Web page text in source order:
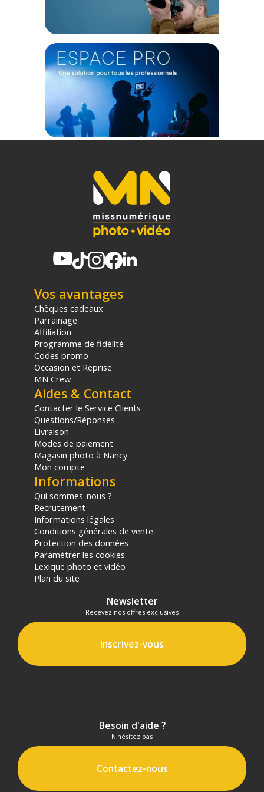
Système d'exploitation compatible : Windows 7/8/10/11,
Mac10.2
Poids : 256 g (avec batterie), 100 g (sans batterie)
CONTENU DU CARTON
1 x Yashica DigiPix 100 Blanc
1 x Câble de chargement USB/USB-C
1 x Sac de protection
1 x Dragonne
1 x Chiffon en microfibre
Code EAN Yashica DigiPix 100 Blanc - Compact Numérique -
4582712710119
(1) Offre valable jusqu'au 31 Décembre 2030 à partir de 49 euros
d'achat, sur la base d'une expédition Chronopost 24H vers un point
sur les produits de moins de 1m et moins de 20Kg.
(2) Nombre de points Fidélité estimés, hors remises au panier, basé
panier.Vos avantages
Chèques cadeaux
Parrainage
Affiliation
Programme de fidélité
Codes promo
Occasion et Reprise
MN Crew
Aides & Contact
Contacter le Service Clients
Questions/Réponses
Livraison
Modes de paiement
Magasin photo à Nancy
Mon compte
Informations
Qui sommes-nous ?
Recrutement
Informations légales
Conditions générales de vente
Protection des données
Paramétrer les cookies
Lexique photo et vidéo
Plan du site
Newsletter
Recevez nos offres exclusives
Inscrivez-vous
Besoin d'aide ?
N'hésitez pas
Contactez-nous